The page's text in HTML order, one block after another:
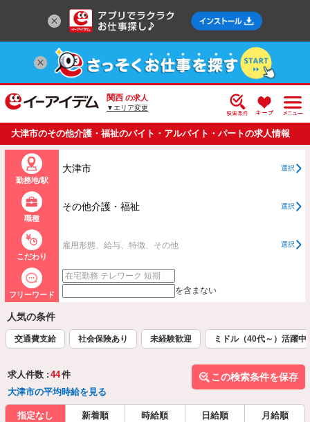
関西 の求人
▼エリア変更
大津市のその他介護・福祉のバイト・アルバイト・パートの求人情報
一覧
勤務地/駅
大津市 選択
職種
その他介護・福祉 選択
こだわり
雇用形態、給与、特徴、その他 選択
フリーワード を含まない
人気の条件
交通費支給 社会保険あり 未経験歓迎 ミドル（40代～）活躍中
求人件数 : 44件
大津市の平均時給を見る
この検索条件を保存
指定なし 新着順 時給順 日給順 月給順